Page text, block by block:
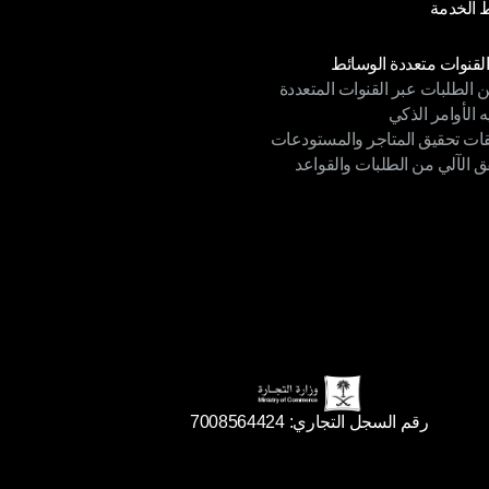
الخصوصية
القنوات متعددة الوسائط
متعددة الوسائط
الطلبات عبر القنوات المتعددة
الطلبات عبر القنوات المتعددة
الأوامر الذكي
الأوامر الذكي
تحقيق المتاجر والمستودعات
تحقيق المتاجر والمستودعات
الآلي من الطلبات والقواعد
رقم السجل التجاري: 7008564424